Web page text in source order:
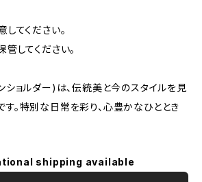
てください。
してください。
ショルダー)は、伝統美と今のスタイルを見
。特別な日常を彩り、心豊かなひととき
shipping available